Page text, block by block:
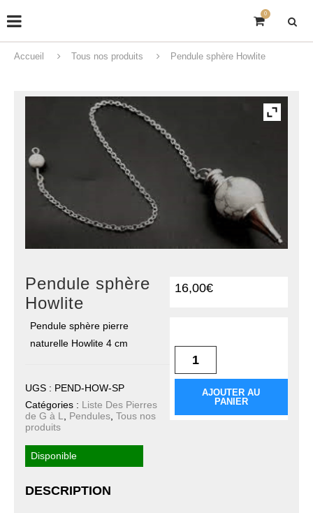
0
Accueil Tous nos produits Pendule sphère Howlite
Pendule sphère
Howlite
16,00€
Pendule sphère pierre
naturelle Howlite 4 cm
AJOUTER AU
PANIER
UGS : PEND-HOW-SP
Catégories : Liste Des Pierres
de G à L
Pendules ,Tous nos
produits
Disponible
DESCRIPTION